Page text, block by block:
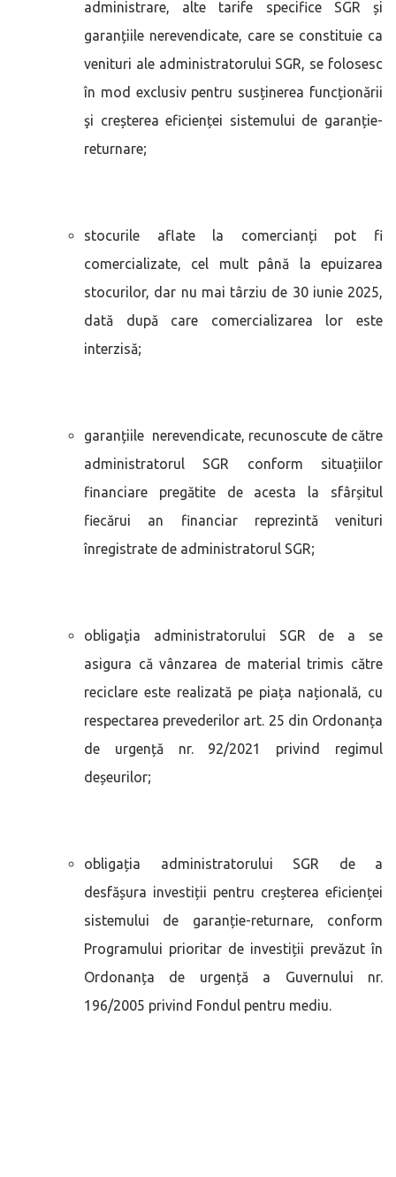
administrare, alte tarife specifice SGR și
garanțiile nerevendicate, care se constituie ca
venituri ale administratorului SGR, se folosesc
în mod exclusiv pentru susținerea funcționării
şi creșterea eficienței sistemului de garanție-
returnare;
stocurile aflate la comercianți pot fi
comercializate, cel mult până la epuizarea
stocurilor, dar nu mai târziu de 30 iunie 2025,
dată după care comercializarea lor este
interzisă;
garanțiile nerevendicate, recunoscute de către
administratorul SGR conform situațiilor
financiare pregătite de acesta la sfârșitul
fiecărui an financiar reprezintă venituri
înregistrate de administratorul SGR;
obligația administratorului SGR de a se
asigura că vânzarea de material trimis către
reciclare este realizată pe piața națională, cu
respectarea prevederilor art. 25 din Ordonanța
de urgență nr. 92/2021 privind regimul
deșeurilor;
obligația administratorului SGR de a
desfășura investiții pentru creșterea eficienței
sistemului de garanție-returnare, conform
Programului prioritar de investiții prevăzut în
Ordonanța de urgență a Guvernului nr.
196/2005 privind Fondul pentru mediu.